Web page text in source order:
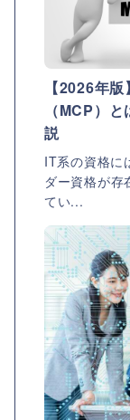
【2026年
（MCP）
説
IT系の資格に
ダー資格が存
てい...